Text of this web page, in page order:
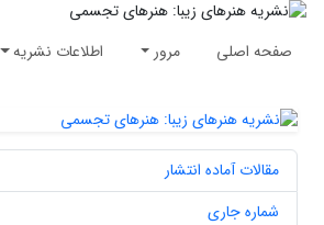
صفحه اصلی مرور اطلاعات نشریه
مقالات آماده انتشار
شماره جاری